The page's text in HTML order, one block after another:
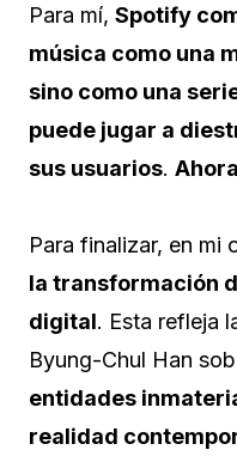
Para mí, Spotify
música como una
sino como una
puede jugar a
sus usuarios.
Para finalizar, en mi
la transformación
digital. Esta refleja
Byung-Chul Han
entidades
realidad